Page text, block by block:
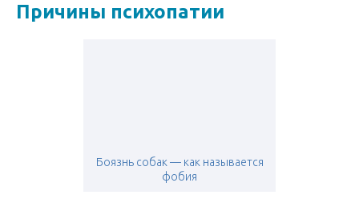
Причины психопатии
Боязнь собак — как называется
фобия